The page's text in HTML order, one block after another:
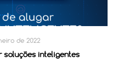
de 2022
soluções inteligentes